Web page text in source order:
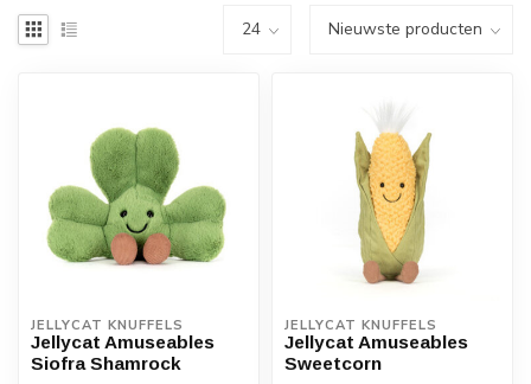
JELLYCAT KNUFFELS
Jellycat Amuseables
Siofra Shamrock
JELLYCAT KNUFFELS
Jellycat Amuseables
Sweetcorn